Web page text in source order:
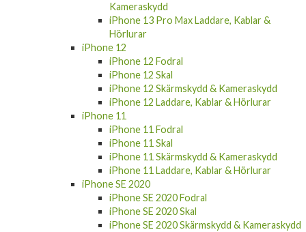
Kameraskydd
iPhone 13 Pro Max Laddare, Kablar &
Hörlurar
iPhone 12
iPhone 12 Fodral
iPhone 12 Skal
iPhone 12 Skärmskydd & Kameraskydd
iPhone 12 Laddare, Kablar & Hörlurar
iPhone 11
iPhone 11 Fodral
iPhone 11 Skal
iPhone 11 Skärmskydd & Kameraskydd
iPhone 11 Laddare, Kablar & Hörlurar
iPhone SE 2020
iPhone SE 2020 Fodral
iPhone SE 2020 Skal
iPhone SE 2020 Skärmskydd & Kameraskydd